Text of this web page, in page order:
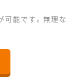
能です。無理な
受けている調
える環境が整っ